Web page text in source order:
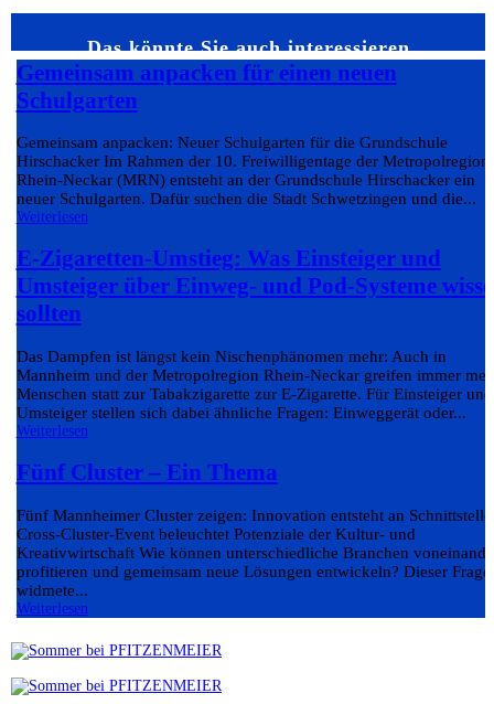
Das könnte Sie auch interessieren…
Gemeinsam anpacken für einen neuen
Schulgarten
Gemeinsam anpacken: Neuer Schulgarten für die Grundschule
Hirschacker Im Rahmen der 10. Freiwilligentage der Metropolregion
Rhein-Neckar (MRN) entsteht an der Grundschule Hirschacker ein
neuer Schulgarten. Dafür suchen die Stadt Schwetzingen und die...
Weiterlesen
E-Zigaretten-Umstieg: Was Einsteiger und
Umsteiger über Einweg- und Pod-Systeme
sollten
Das Dampfen ist längst kein Nischenphänomen mehr: Auch in
Mannheim und der Metropolregion Rhein-Neckar greifen immer
Menschen statt zur Tabakzigarette zur E-Zigarette. Für Einsteiger und
Umsteiger stellen sich dabei ähnliche Fragen: Einweggerät oder...
Weiterlesen
Fünf Cluster – Ein Thema
Fünf Mannheimer Cluster zeigen: Innovation entsteht an
Cross-Cluster-Event beleuchtet Potenziale der Kultur- und
Kreativwirtschaft Wie können unterschiedliche Branchen
profitieren und gemeinsam neue Lösungen entwickeln? Dieser Frage
widmete...
Weiterlesen